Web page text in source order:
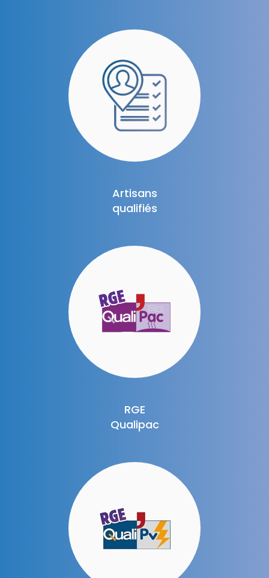
Artisans
qualifiés
RGE
Qualipac